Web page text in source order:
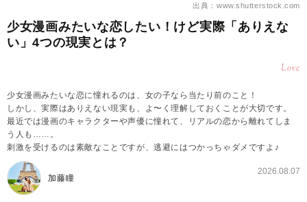
出典：www.shutterstock.com
少女漫画みたいな恋したい！けど実際「ありえな
い」4つの現実とは？
Love
少女漫画みたいな恋に憧れるのは、女の子なら当たり前のこと！
しかし、実際はありえない現実も、よ〜く理解しておくことが大切です。
最近では漫画のキャラクターや声優に憧れて、リアルの恋から離れてしま
う人も……。
刺激を受けるのは素敵なことですが、逃避にはつかっちゃダメですよ♪
加藤瞳
2026.08.07